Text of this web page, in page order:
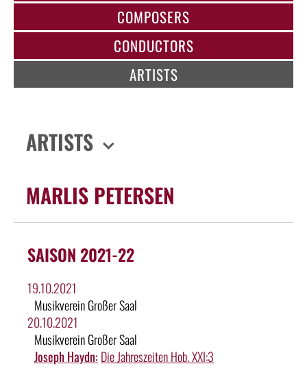
COMPOSERS
CONDUCTORS
ARTISTS
ARTISTS
MARLIS PETERSEN
SAISON 2021-22
19.10.2021
Musikverein Großer Saal
20.10.2021
Musikverein Großer Saal
Joseph Haydn: Die Jahreszeiten Hob. XXI:3